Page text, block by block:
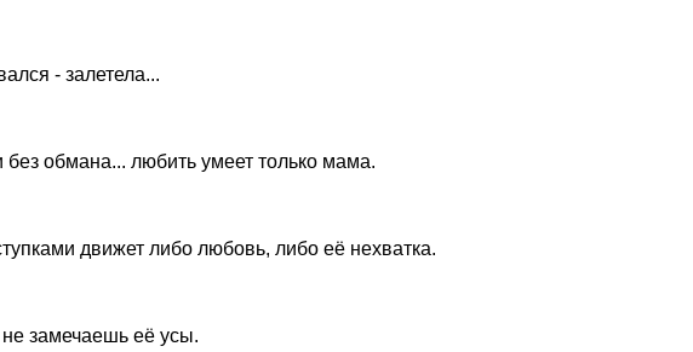
- залетела...
без обмана... любить умеет только мама.
движет либо любовь, либо её нехватка.
замечаешь её усы.